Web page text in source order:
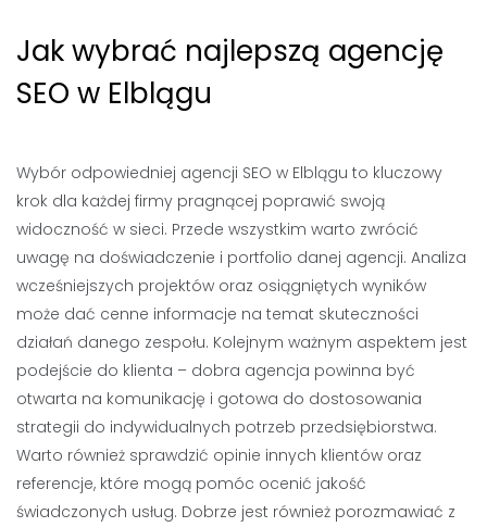
Jak wybrać najlepszą agencję
SEO w Elblągu
Wybór odpowiedniej agencji SEO w Elblągu to kluczowy
krok dla każdej firmy pragnącej poprawić swoją
widoczność w sieci. Przede wszystkim warto zwrócić
uwagę na doświadczenie i portfolio danej agencji. Analiza
wcześniejszych projektów oraz osiągniętych wyników
może dać cenne informacje na temat skuteczności
działań danego zespołu. Kolejnym ważnym aspektem jest
podejście do klienta – dobra agencja powinna być
otwarta na komunikację i gotowa do dostosowania
strategii do indywidualnych potrzeb przedsiębiorstwa.
Warto również sprawdzić opinie innych klientów oraz
referencje, które mogą pomóc ocenić jakość
świadczonych usług. Dobrze jest również porozmawiać z